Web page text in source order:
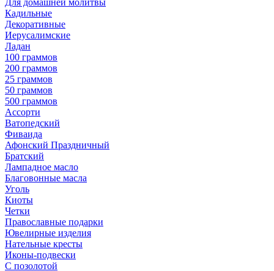
Для домашней молитвы
Кадильные
Декоративные
Иерусалимские
Ладан
100 граммов
200 граммов
25 граммов
50 граммов
500 граммов
Ассорти
Ватопедский
Фиваида
Афонский Праздничный
Братский
Лампадное масло
Благовонные масла
Уголь
Киоты
Четки
Православные подарки
Ювелирные изделия
Нательные кресты
Иконы-подвески
С позолотой